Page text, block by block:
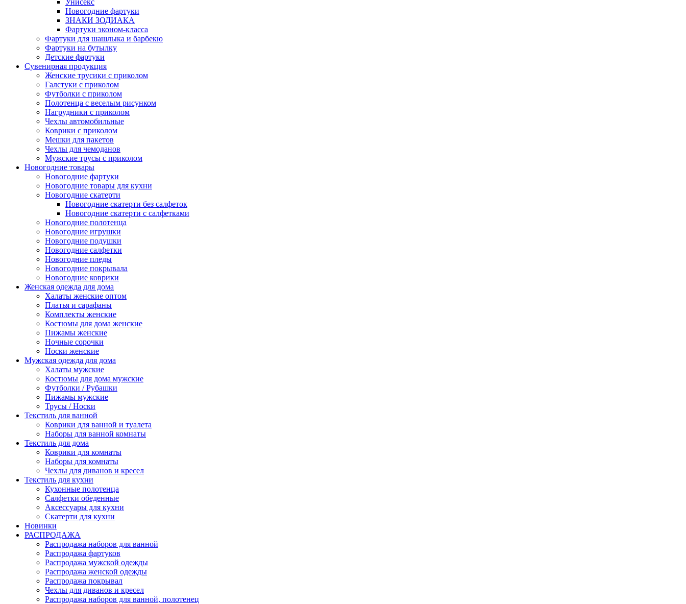
Унисекс
Новогодние фартуки
ЗНАКИ ЗОДИАКА
Фартуки эконом-класса
Фартуки для шашлыка и барбекю
Фартуки на бутылку
Детские фартуки
Сувенирная продукция
Женские трусики с приколом
Галстуки с приколом
Футболки с приколом
Полотенца с веселым рисунком
Нагрудники с приколом
Чехлы автомобильные
Коврики с приколом
Мешки для пакетов
Чехлы для чемоданов
Мужские трусы с приколом
Новогодние товары
Новогодние фартуки
Новогодние товары для кухни
Новогодние скатерти
Новогодние скатерти без салфеток
Новогодние скатерти с салфетками
Новогодние полотенца
Новогодние игрушки
Новогодние подушки
Новогодние салфетки
Новогодние пледы
Новогодние покрывала
Новогодние коврики
Женская одежда для дома
Халаты женские оптом
Платья и сарафаны
Комплекты женские
Костюмы для дома женские
Пижамы женские
Ночные сорочки
Носки женские
Мужская одежда для дома
Халаты мужские
Костюмы для дома мужские
Футболки / Рубашки
Пижамы мужские
Трусы / Носки
Текстиль для ванной
Коврики для ванной и туалета
Наборы для ванной комнаты
Текстиль для дома
Коврики для комнаты
Наборы для комнаты
Чехлы для диванов и кресел
Текстиль для кухни
Кухонные полотенца
Салфетки обеденные
Аксессуары для кухни
Скатерти для кухни
Новинки
РАСПРОДАЖА
Распродажа наборов для ванной
Распродажа фартуков
Распродажа мужской одежды
Распродажа женской одежды
Распродажа покрывал
Чехлы для диванов и кресел
Распродажа наборов для ванной, полотенец